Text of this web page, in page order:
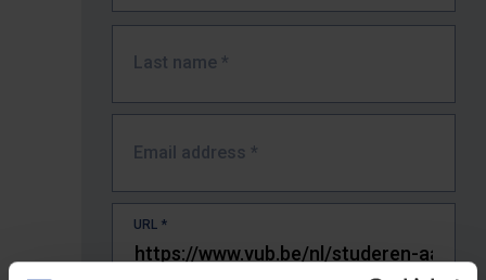
Last name *
Email address *
URL *